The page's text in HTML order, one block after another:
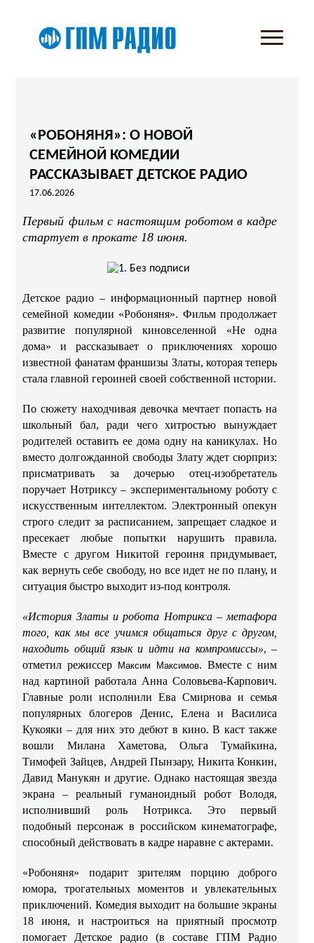
«РОБОНЯНЯ»: О НОВОЙ
СЕМЕЙНОЙ КОМЕДИИ
РАССКАЗЫВАЕТ ДЕТСКОЕ РАДИО
17.06.2026
Первый фильм с настоящим роботом в кадре
стартует в прокате 18 июня.
Детское радио – информационный партнер новой
семейной комедии «Робоняня». Фильм продолжает
развитие популярной киновселенной «Не одна
дома» и рассказывает о приключениях хорошо
известной фанатам франшизы Златы, которая теперь
стала главной героиней своей собственной истории.
По сюжету находчивая девочка мечтает попасть на
школьный бал, ради чего хитростью вынуждает
родителей оставить ее дома одну на каникулах. Но
вместо долгожданной свободы Злату ждет сюрприз:
присматривать за дочерью отец-изобретатель
поручает Нотриксу – экспериментальному роботу с
искусственным интеллектом. Электронный опекун
строго следит за расписанием, запрещает сладкое и
пресекает любые попытки нарушить правила.
Вместе с другом Никитой героиня придумывает,
как вернуть себе свободу, но все идет не по плану, и
ситуация быстро выходит из‑под контроля.
«История Златы и робота Нотрикса – метафора
того, как мы все учимся общаться друг с другом,
находить общий язык и идти на компромиссы», –
отметил режиссер
Максим Максимов. Вместе с ним
над картиной работала Анна Соловьева-Карпович.
Главные роли исполнили Ева Смирнова и семья
популярных блогеров Денис, Елена и Василиса
Кукояки – для них это дебют в кино. В каст также
вошли Милана Хаметова, Ольга Тумайкина,
Тимофей Зайцев, Андрей Пынзару, Никита Конкин,
Давид Манукян и другие. Однако настоящая звезда
экрана – реальный гуманоидный робот Володя,
исполнивший роль Нотрикса. Это первый
подобный персонаж в российском кинематографе,
способный действовать в кадре наравне с актерами.
«Робоняня» подарит зрителям порцию доброго
юмора, трогательных моментов и увлекательных
приключений. Комедия выходит на большие экраны
18 июня, и настроиться на приятный просмотр
помогает Детское радио (в составе ГПМ Радио